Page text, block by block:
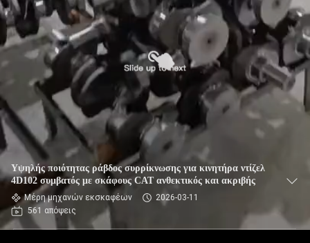
Υψηλής ποιότητας ράβδος συρρίκνωσης για κινητήρα ντίζελ
4D102 συμβατός με σκάφους CAT ανθεκτικός και ακριβής
Μέρη μηχανών εκσκαφέων
2026-03-11
561 απόψεις